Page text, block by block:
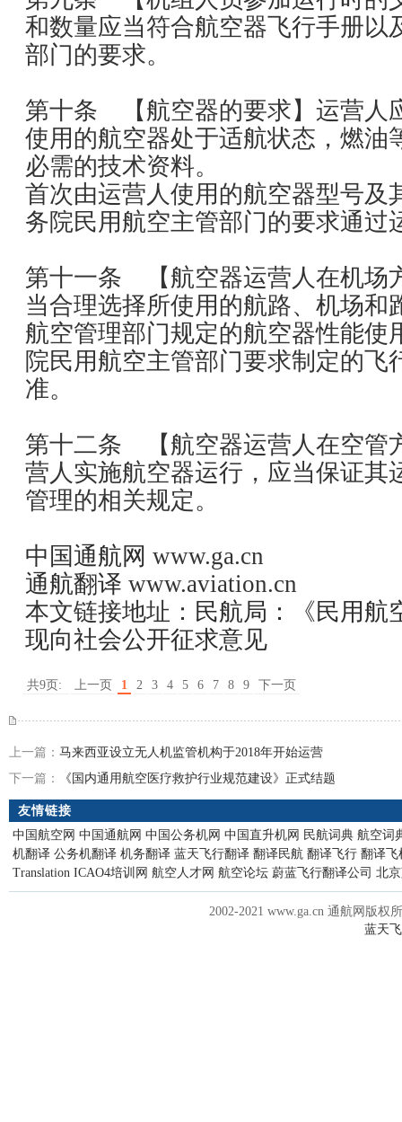
和数量应当符合航空器飞行手册以
部门的要求。
第十条 【航空器的要求】运营人
使用的航空器处于适航状态，燃油
必需的技术资料。
首次由运营人使用的航空器型号及
务院民用航空主管部门的要求通过
第十一条 【航空器运营人在机场
当合理选择所使用的航路、机场和
航空管理部门规定的航空器性能使
院民用航空主管部门要求制定的飞
准。
第十二条 【航空器运营人在空管
营人实施航空器运行，应当保证其
管理的相关规定。
中国通航网 www.ga.cn
通航翻译 www.aviation.cn
本文链接地址： 民航局：《民用航
现向社会公开征求意见
共9页: 上一页 1 2 3 4 5 6 7 8 9 下一页
上一篇： 马来西亚设立无人机监管机构于2018年开始运营
下一篇：
《国内通用航空医疗救护行业规范建设》正式结题
友情链接
中国航空网 中国通航网 中国公务机网 中国直升机网 民航词典 航空词
机翻译 公务机翻译 机务翻译 蓝天飞行翻译 翻译民航 翻译飞行 翻译飞
Translation ICAO4培训网 航空人才网 航空论坛 蔚蓝飞行翻译公司 北
2002-2021 www.ga.cn 通航网版权
蓝天